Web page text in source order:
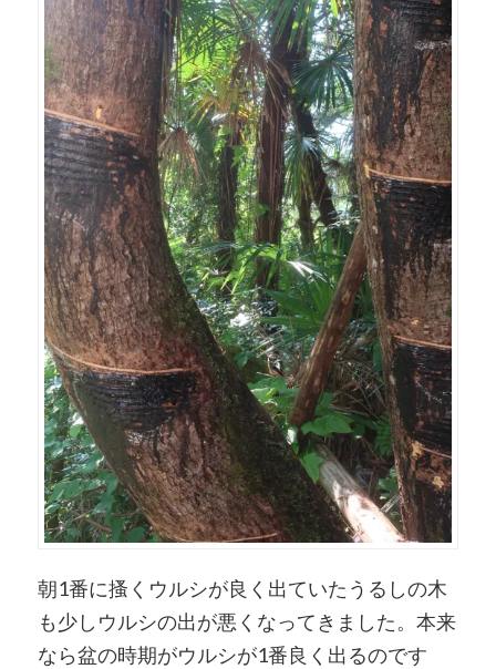
朝1番に搔くウルシが良く出ていたうるしの木
も少しウルシの出が悪くなってきました。本来
なら盆の時期がウルシが1番良く出るのです